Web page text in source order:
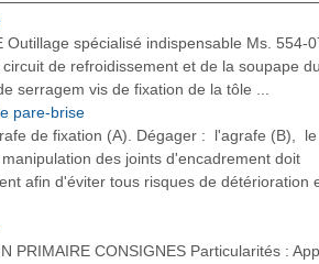
Outillage spécialisé indispensable Ms. 554-
de refroidissement et de la soupape
serragem vis de fixation de la tôle ...
pare-brise
de fixation (A). Dégager : l'agrafe (B),
des joints d'encadrement doit
afin d'éviter tous risques de détérioration
PRIMAIRE CONSIGNES Particularités :